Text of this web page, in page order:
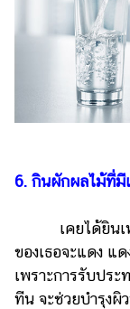
6. กินผักผลไม้ที่มี
เคยได้ยินเพล
ของเธอจะแดง แ
เพราะการรับปร
ทีน จะช่วยบำรุงผิ